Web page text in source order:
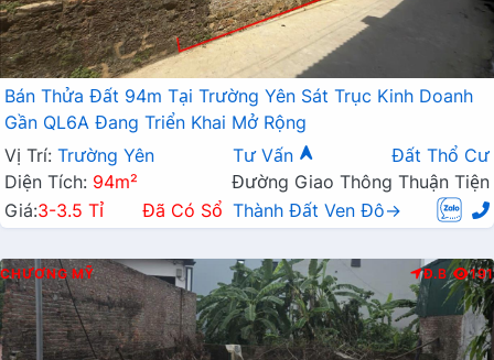
Bán Thửa Đất 94m Tại Trường Yên Sát Trục Kinh Doanh
Gần QL6A Đang Triển Khai Mở Rộng
Vị Trí: Trường Yên Tư Vấn
Đất Thổ Cư
Diện Tích: 94m²
Đường Giao Thông Thuận Tiện
Giá:3-3.5 Tỉ Đã Có Sổ Thành Đất Ven Đô→
CHƯƠNG MỸ Đ.B 191